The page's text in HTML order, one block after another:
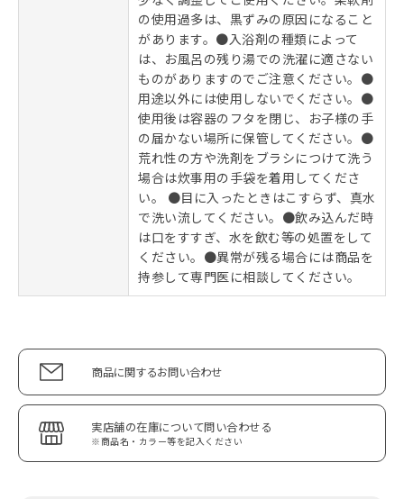
の使用過多は、黒ずみの原因になること
があります。●入浴剤の種類によって
は、お風呂の残り湯での洗濯に適さない
ものがありますのでご注意ください。●
用途以外には使用しないでください。●
使用後は容器のフタを閉じ、お子様の手
の届かない場所に保管してください。●
荒れ性の方や洗剤をブラシにつけて洗う
場合は炊事用の手袋を着用してくださ
い。 ●目に入ったときはこすらず、真水
で洗い流してください。●飲み込んだ時
は口をすすぎ、水を飲む等の処置をして
ください。●異常が残る場合には商品を
持参して専門医に相談してください。
商品に関するお問い合わせ
実店舗の在庫について問い合わせる
※商品名・カラー等を記入ください